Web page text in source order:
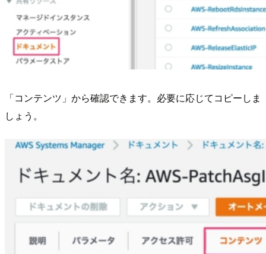
「コンテンツ」から確認できます。必要に応じてコピーしま
しょう。